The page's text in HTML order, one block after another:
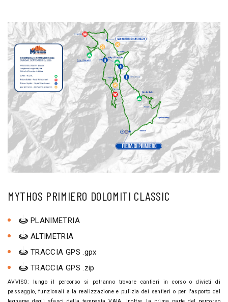
MYTHOS PRIMIERO DOLOMITI CLASSIC
PLANIMETRIA
ALTIMETRIA
TRACCIA GPS .gpx
TRACCIA GPS .zip
AVVISO: lungo il percorso si potranno trovare cantieri in corso o divieti di
passaggio, funzionali alla realizzazione e pulizia dei sentieri o per l'asporto del